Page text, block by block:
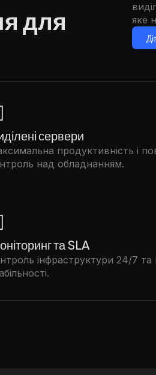
для
яке
сервери
продуктивність і
над обладнанням.
та SLA
інфраструктури 24/7 та